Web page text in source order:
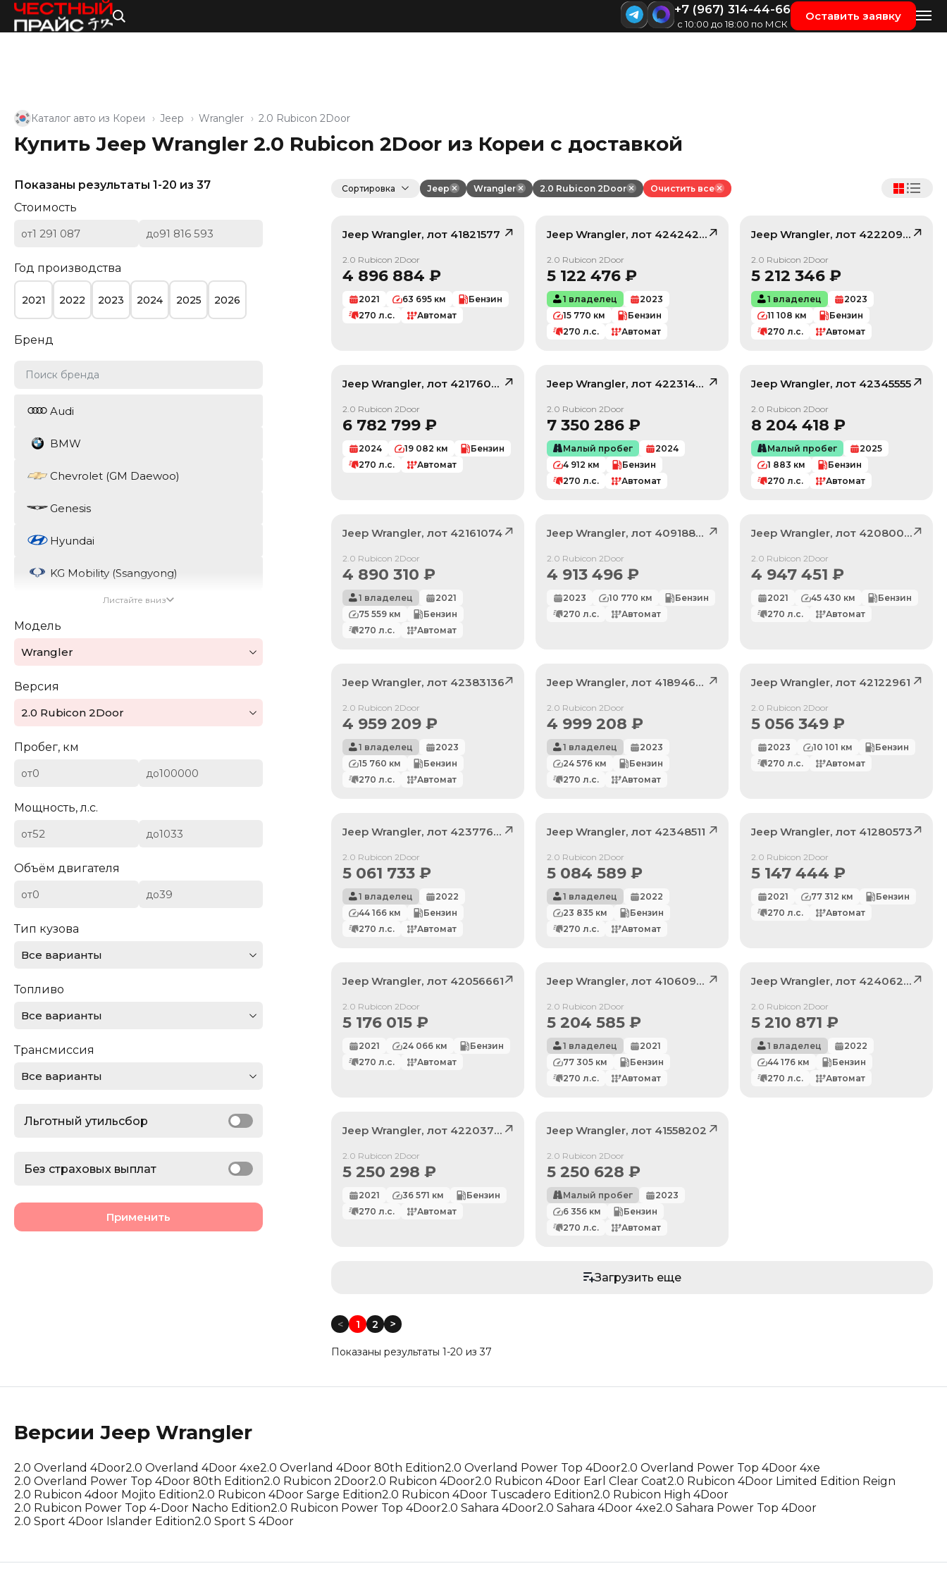
+7 (967) 314-44-66
с 10:00 до 18:00 по МСК
Оставить заявку
Год выпуска: Больше
Пробег: Меньше
Показаны результаты 1-20 из 37
Стоимость
от до
Год производства
2021 2022 2023 2024 2025 2026
Льготный утильсбор
Бренд
Audi
BMW
Chevrolet (GM Daewoo)
Genesis
Hyundai
KG Mobility (Ssangyong)
Chevrolet
Dodge
Ferrari
Ford
Jeep
Renault Korea (Samsung)
Rolls-Royce
Листайте вниз
Модель
Wrangler
Версия
2.0 Rubicon 2Door
Пробег, км
от до
Мощность, л.с.
от до
Объём двигателя
от до
Тип кузова
Все варианты
Топливо
Все варианты
Трансмиссия
Все варианты
Без страховых выплат
Применить
Каталог авто из Кореи Jeep Wrangler 2.0 Rubicon 2Door
Купить Jeep Wrangler 2.0 Rubicon 2Door из Кореи с доставкой
Сортировка Jeep Wrangler 2.0 Rubicon 2Door Очистить все
Jeep Wrangler, лот 41821577
/ 10
2.0 Rubicon 2Door
4 896 884 ₽
2021 63 695 км
Бензин
270 л.с. Автомат
Jeep Wrangler, лот 42424298/ 10
2.0 Rubicon 2Door
5 122 476₽
1 владелец
2023
15 770 км
Бензин
270 л.с. Автомат
Jeep Wrangler, лот 42220984/ 10
2.0 Rubicon 2Door
5 212 346₽
1 владелец
2023
11 108 км
Бензин
270 л.с. Автомат
Jeep Wrangler, лот 42176099/ 10
2.0 Rubicon 2Door
6 782 799 ₽
2024 19 082 км
Бензин
270 л.с. Автомат
Jeep Wrangler, лот 42231439/ 10
2.0 Rubicon 2Door
7 350 286₽
Малый пробег
2024
4 912 км
Бензин
270 л.с. Автомат
Jeep Wrangler, лот 42345555
/ 10
2.0 Rubicon 2Door
8 204 418 ₽
Малый пробег
2025
1 883 км
Бензин
270 л.с. Автомат
Jeep Wrangler, лот 42161074
Продан
2.0 Rubicon 2Door
4 890 310 ₽
1 владелец
2021
75 559 км
Бензин
270 л.с. Автомат
Jeep Wrangler, лот 40918828
Продан
2.0 Rubicon 2Door
4 913 496₽
2023 10 770 км
Бензин
270 л.с. Автомат
Jeep Wrangler, лот 42080007
Продан
2.0 Rubicon 2Door
4 947 451 ₽
2021 45 430 км
Бензин
270 л.с. Автомат
Jeep Wrangler, лот 42383136
Продан
2.0 Rubicon 2Door
4 959 209 ₽
1 владелец
2023
15 760 км
Бензин
270 л.с. Автомат
Jeep Wrangler, лот 41894622
Продан
2.0 Rubicon 2Door
4 999 208 ₽
1 владелец
2023
24 576км
Бензин
270 л.с. Автомат
Jeep Wrangler, лот 42122961
Продан
2.0 Rubicon 2Door
5 056 349₽
2023 10 101 км
Бензин
270 л.с. Автомат
Jeep Wrangler, лот 42377632
Продан
2.0 Rubicon 2Door
5 061 733 ₽
1 владелец
2022
44 166 км
Бензин
270 л.с. Автомат
Jeep Wrangler, лот 42348511
Продан
2.0 Rubicon 2Door
5 084 589₽
1 владелец
2022
23 835км
Бензин
270 л.с. Автомат
Jeep Wrangler, лот 41280573
Продан
2.0 Rubicon 2Door
5 147 444 ₽
2021 77 312 км
Бензин
270 л.с. Автомат
Jeep Wrangler, лот 42056661
Продан
2.0 Rubicon 2Door
5 176 015 ₽
2021 24 066 км
Бензин
270 л.с. Автомат
Jeep Wrangler, лот 41060946
Продан
2.0 Rubicon 2Door
5 204 585₽
1 владелец
2021
77 305км
Бензин
270 л.с. Автомат
Jeep Wrangler, лот 42406224
Продан
2.0 Rubicon 2Door
5 210 871 ₽
1 владелец
2022
44 176км
Бензин
270 л.с. Автомат
Jeep Wrangler, лот 42203728
Продан
2.0 Rubicon 2Door
5 250 298 ₽
2021 36 571 км
Бензин
270 л.с. Автомат
Jeep Wrangler, лот 41558202
Продан
2.0 Rubicon 2Door
5 250 628 ₽
Малый пробег
2023
6 356км
Бензин
270 л.с. Автомат
Загрузить еще
< 1 2 <
Показаны результаты 1-20 из 37
Версии Jeep Wrangler
2.0 Overland 4Door2.0 Overland 4Door 4xe2.0 Overland 4Door 80th Edition2.0 Overland Power Top 4Door2.0 Overland Power Top 4Door 4xe
2.0 Overland Power Top 4Door 80th Edition2.0 Rubicon 2Door2.0 Rubicon 4Door2.0 Rubicon 4Door Earl Clear Coat2.0 Rubicon 4Door Limited Edition Reign
2.0 Rubicon 4door Mojito Edition2.0 Rubicon 4Door Sarge Edition2.0 Rubicon 4Door Tuscadero Edition2.0 Rubicon High 4Door
2.0 Rubicon Power Top 4-Door Nacho Edition2.0 Rubicon Power Top 4Door2.0 Sahara 4Door2.0 Sahara 4Door 4xe2.0 Sahara Power Top 4Door
2.0 Sport 4Door Islander Edition2.0 Sport S 4Door